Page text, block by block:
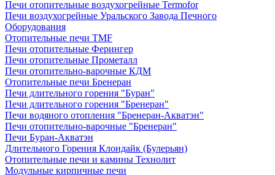
Печи отопительные воздухогрейные Termofor
Печи воздухогрейные Уральского Завода Печного
Оборудования
Отопительные печи TMF
Печи отопительные Ферингер
Печи отопительные Прометалл
Печи отопительно-варочные КДМ
Отопительные печи Бренеран
Печи длительного горения "Буран"
Печи длительного горения "Бренеран"
Печи водяного отопления "Бренеран-Акватэн"
Печи отопительно-варочные "Бренеран"
Печи Буран-Акватэн
Длительного Горения Клондайк (Булерьян)
Отопительные печи и камины Технолит
Модульные кирпичные печи